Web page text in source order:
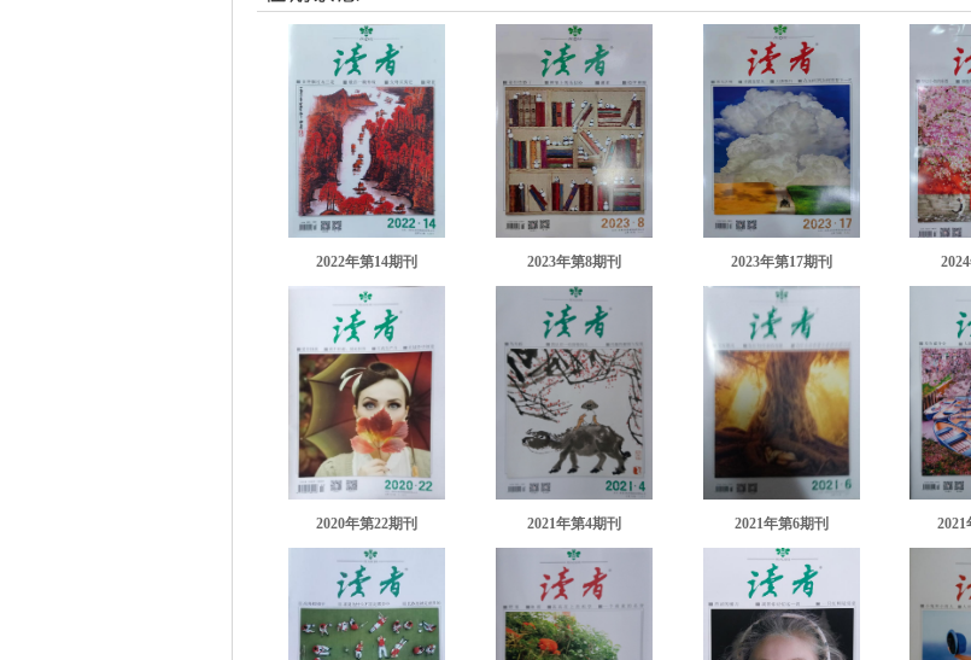
2022年第14期刊 2023年第8期刊 2023年第17期刊
2020年第22期刊 2021年第4期刊 2021年第6期刊 2021